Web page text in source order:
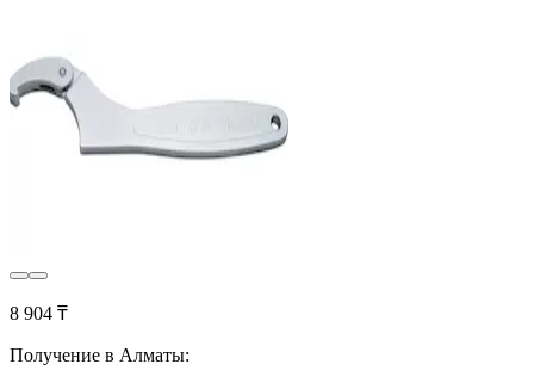
8 904 ₸
Получение в Алматы: